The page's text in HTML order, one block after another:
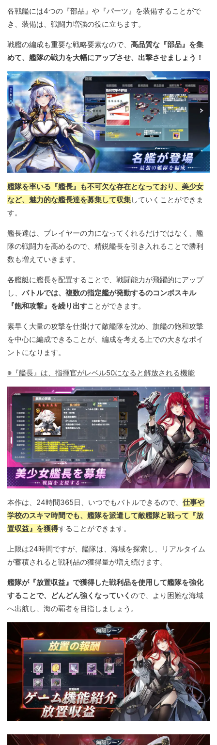
各戦艦には4つの『部品』や『パーツ』を装備することがで
き、装備は、戦闘力増強の役に立ちます。
戦艦の編成も重要な戦略要素なので、 高品質な『部品』を集
めて、艦隊の戦力を大幅にアップさせ、出撃させましょう！
艦隊を率いる『艦長』も不可欠な存在となっており、美少女
など、魅力的な艦長達を募集して収集していくことができま
す。
艦長達は、プレイヤーの力になってくれるだけではなく、艦
隊の戦闘力を高めるので、精鋭艦長を引き入れることで勝利
数も増えていきます。
各艦艇に艦長を配置することで、戦闘能力が飛躍的にアップ
し、 バトルでは、複数の指定艦が発動するのコンボスキル
『飽和攻撃』を繰り出すことができます。
素早く大量の攻撃を仕掛けて敵艦隊を沈め、旗艦の飽和攻撃
を中心に編成できることが、編成を考える上での大きなポイ
ントになります。
※『艦長』は、指揮官がレベル50になると解放される機能
本作は、24時間365日、いつでもバトルできるので、 仕事や
学校のスキマ時間でも、艦隊を派遣して敵艦隊と戦って『放
置収益』を獲得することができます。
上限は24時間ですが、艦隊は、海域を探索し、リアルタイム
が蓄積されると戦利品の獲得量が増え続けます。
艦隊が『放置収益』で獲得した戦利品を使用して艦隊を強化
することで、どんどん強くなっていく ので、より困難な海域
へ出航し、海の覇者を目指しましょう。